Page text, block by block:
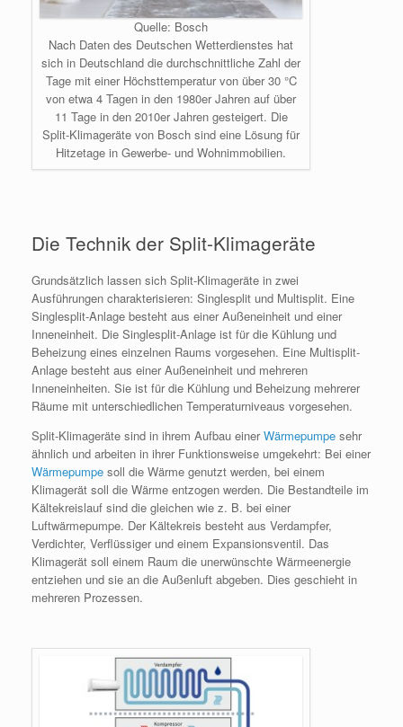
Quelle: Bosch
Nach Daten des Deutschen Wetterdienstes hat
sich in Deutschland die durchschnittliche Zahl der
Tage mit einer Höchsttemperatur von über 30 °C
von etwa 4 Tagen in den 1980er Jahren auf über
11 Tage in den 2010er Jahren gesteigert. Die
Split-Klimageräte von Bosch sind eine Lösung für
Hitzetage in Gewerbe- und Wohnimmobilien.
Die Technik der Split-Klimageräte
Grundsätzlich lassen sich Split-Klimageräte in zwei
Ausführungen charakterisieren: Singlesplit und Multisplit. Eine
Singlesplit-Anlage besteht aus einer Außeneinheit und einer
Inneneinheit. Die Singlesplit-Anlage ist für die Kühlung und
Beheizung eines einzelnen Raums vorgesehen. Eine Multisplit-
Anlage besteht aus einer Außeneinheit und mehreren
Inneneinheiten. Sie ist für die Kühlung und Beheizung mehrerer
Räume mit unterschiedlichen Temperaturniveaus vorgesehen.
Split-Klimageräte sind in ihrem Aufbau einerWärmepumpe sehr
ähnlich und arbeiten in ihrer Funktionsweise umgekehrt: Bei einer
Wärmepumpe soll die Wärme genutzt werden, bei einem
Klimagerät soll die Wärme entzogen werden. Die Bestandteile im
Kältekreislauf sind die gleichen wie z. B. bei einer
Luftwärmepumpe. Der Kältekreis besteht aus Verdampfer,
Verdichter, Verflüssiger und einem Expansionsventil. Das
Klimagerät soll einem Raum die unerwünschte Wärmeenergie
entziehen und sie an die Außenluft abgeben. Dies geschieht in
mehreren Prozessen.